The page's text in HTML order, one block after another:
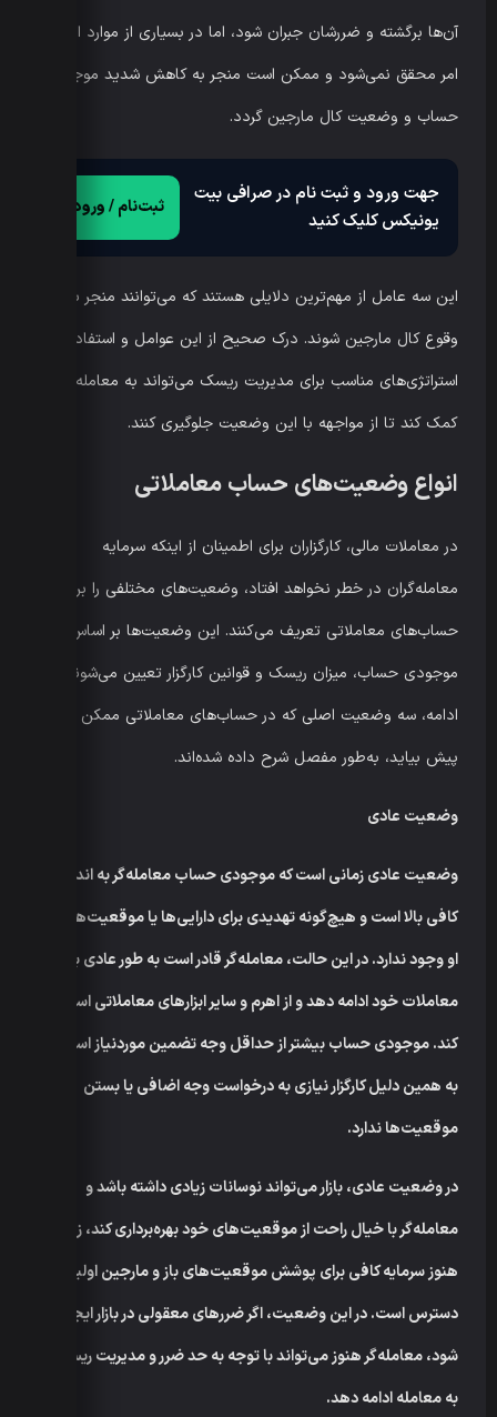
آن‌ها برگشته و ضررشان جبران شود، اما در بسیاری از موارد این
امر محقق نمی‌شود و ممکن است منجر به کاهش شدید موجودی
حساب و وضعیت کال مارجین گردد.
جهت ورود و ثبت نام در صرافی بیت
یونیکس کلیک کنید
ثبت‌نام / ورود
این سه عامل از مهم‌ترین دلایلی هستند که می‌توانند منجر به
وقوع کال مارجین شوند. درک صحیح از این عوامل و استفاده از
استراتژی‌های مناسب برای مدیریت ریسک می‌تواند به معامله‌گران
کمک کند تا از مواجهه با این وضعیت جلوگیری کنند.
انواع وضعیت‌های حساب معاملاتی
در معاملات مالی، کارگزاران برای اطمینان از اینکه سرمایه
معامله‌گران در خطر نخواهد افتاد، وضعیت‌های مختلفی را برای
حساب‌های معاملاتی تعریف می‌کنند. این وضعیت‌ها بر اساس
موجودی حساب، میزان ریسک و قوانین کارگزار تعیین می‌شوند. در
ادامه، سه وضعیت اصلی که در حساب‌های معاملاتی ممکن است
پیش بیاید، به‌طور مفصل شرح داده شده‌اند.
وضعیت عادی
وضعیت عادی زمانی است که موجودی حساب معامله‌گر به اندازه
کافی بالا است و هیچ‌گونه تهدیدی برای دارایی‌ها یا موقعیت‌های باز
او وجود ندارد. در این حالت، معامله‌گر قادر است به طور عادی به
معاملات خود ادامه دهد و از اهرم و سایر ابزارهای معاملاتی استفاده
کند. موجودی حساب بیشتر از حداقل وجه تضمین موردنیاز است و
به همین دلیل کارگزار نیازی به درخواست وجه اضافی یا بستن
موقعیت‌ها ندارد.
در وضعیت عادی، بازار می‌تواند نوسانات زیادی داشته باشد و
معامله‌گر با خیال راحت از موقعیت‌های خود بهره‌برداری کند، زیرا
هنوز سرمایه کافی برای پوشش موقعیت‌های باز و مارجین اولیه در
دسترس است. در این وضعیت، اگر ضررهای معقولی در بازار ایجاد
شود، معامله‌گر هنوز می‌تواند با توجه به حد ضرر و مدیریت ریسک،
به معامله ادامه دهد.